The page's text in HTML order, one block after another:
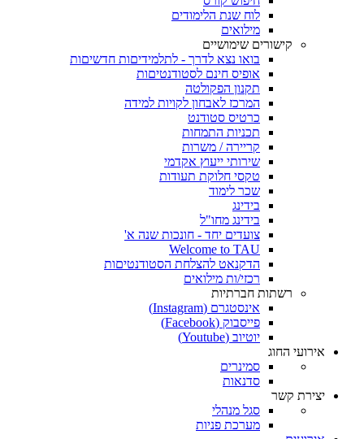
לוח שנת הלימודים
מילואים
קישורים שימושיים
בואו נצא לדרך - לתלמידיםות חדשיםות
אופיס חינם לסטודנטיםות
תקנון הפקולטה
המרכז לאבחון לקויות למידה
כרטיס סטודנט
תכניות התמחות
קריירה / משרות
שירותי ייעוץ אקדמי
טקסי חלוקת תעודות
שכר לימוד
בידינג
בידינג מחו"ל
צועדים יחד - חונכות שנה א'
Welcome to TAU
הדקנאט להצלחת הסטודנטיםות
רכזי/ות מילואים
רשתות חברתיות
אינסטגרם (Instagram)
פייסבוק (Facebook)
יוטיוב (Youtube)
אירועי החוג
סמינרים
סדנאות
יצירת קשר
סגל מנהלי
מערכת פניות